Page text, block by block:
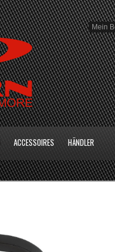
Mein
ACCESSOIRES HÄNDLER